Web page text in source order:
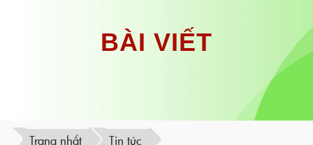
Phú
Yên
tạo
BÀI VIẾT
Trang nhất Tin tức